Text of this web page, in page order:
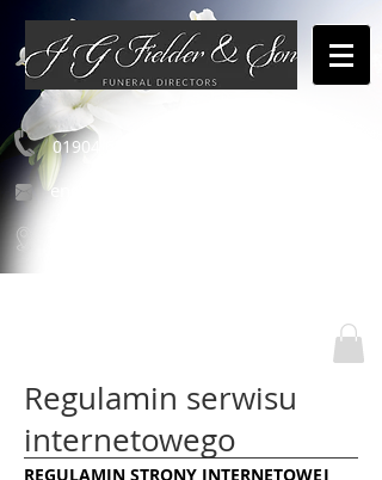
01904 654460
enquiries@jgfielderandson.co.uk
Regulamin serwisu
internetowego
REGULAMIN STRONY INTERNETOWEJ